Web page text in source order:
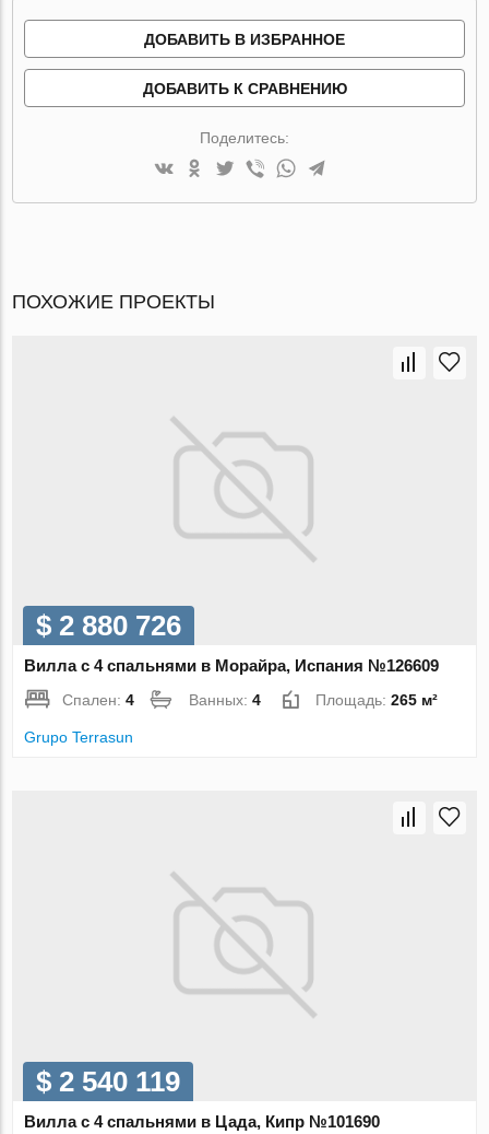
ДОБАВИТЬ В ИЗБРАННОЕ
ДОБАВИТЬ К СРАВНЕНИЮ
Поделитесь:
ПОХОЖИЕ ПРОЕКТЫ
$ 2 880 726
Вилла с 4 спальнями в Морайра, Испания №126609
Спален:4 Ванных:4 Площадь:265 м²
Grupo Terrasun
$ 2 540 119
Вилла с 4 спальнями в Цада, Кипр №101690